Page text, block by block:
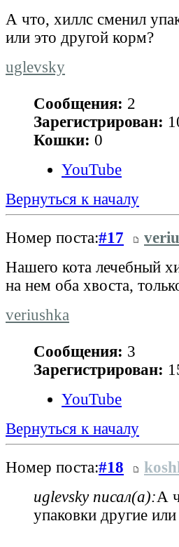
А что, хиллс сменил
или это другой корм?
uglevsky
Сообщения: 2
Зарегистрирован:
Кошки: 0
YouTube
Вернуться к началу
Номер поста:#17
Нашего кота лечебный
на нем оба хвоста,
veriushka
Сообщения: 3
Зарегистрирован:
YouTube
Вернуться к началу
Номер поста:#18
uglevsky писал(а):А
упаковки другие